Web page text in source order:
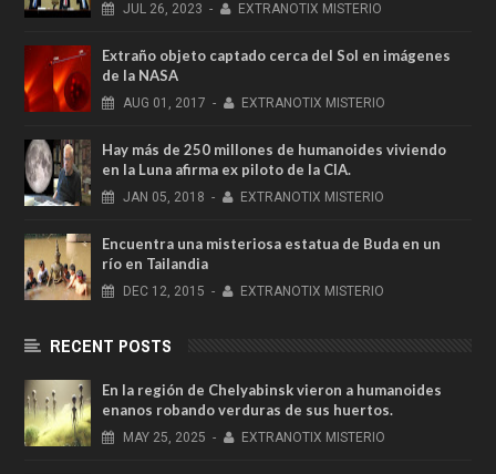
JUL 26, 2023 - EXTRANOTIX MISTERIO
Extraño objeto captado cerca del Sol en imágenes
de la NASA
AUG 01, 2017 - EXTRANOTIX MISTERIO
Hay más de 250 millones de humanoides viviendo
en la Luna afirma ex piloto de la CIA.
JAN 05, 2018 - EXTRANOTIX MISTERIO
Encuentra una misteriosa estatua de Buda en un
río en Tailandia
DEC 12, 2015 - EXTRANOTIX MISTERIO
RECENT POSTS
En la región de Chelyabinsk vieron a humanoides
enanos robando verduras de sus huertos.
MAY 25, 2025 - EXTRANOTIX MISTERIO